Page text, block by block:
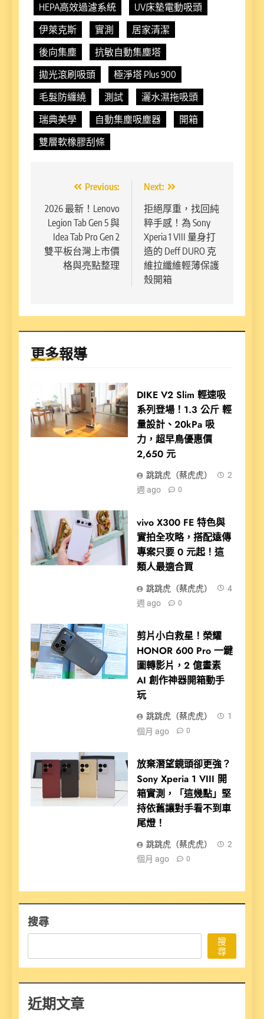
HEPA高效過濾系統
UV床墊電動吸頭
伊萊克斯
實測
居家清潔
後向集塵
抗敏自動集塵塔
拋光滾刷吸頭
極淨塔 Plus 900
毛髮防纏繞
測試
灑水濕拖吸頭
瑞典美學
自動集塵吸塵器
開箱
雙層軟橡膠刮條
章
導
覽
Previous:
2026 最新！Lenovo
Legion Tab Gen 5 與
Idea Tab Pro Gen 2
雙平板台灣上市價
格與亮點整理
Next:
拒絕厚重，找回純
粹手感！為 Sony
Xperia 1 VIII 量身打
造的 Deff DURO 克
維拉纖維輕薄保護
殼開箱
更多報導
DIKE V2 Slim 輕速吸
系列登場！1.3 公斤 輕
量設計、20kPa 吸
力，超早鳥優惠價
2,650 元
跳跳虎（蔡虎虎）
2
週 ago
0
vivo X300 FE 特色與
實拍全攻略，搭配遠傳
專案只要 0 元起！這
類人最適合買
跳跳虎（蔡虎虎）
4
週 ago
0
剪片小白救星！榮耀
HONOR 600 Pro 一鍵
圖轉影片，2 億畫素
AI 創作神器開箱動手
玩
跳跳虎（蔡虎虎）
1
個月 ago
0
放棄潛望鏡頭卻更強？
Sony Xperia 1 VIII 開
箱實測，「這幾點」堅
持依舊讓對手看不到車
尾燈！
跳跳虎（蔡虎虎）
2
個月 ago
0
搜尋
搜
尋
近期文章